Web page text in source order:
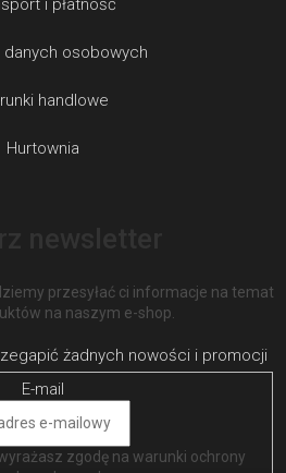
i płatność
danych osobowych
handlowe
Hurtownia
przesyłać ci informacje na temat
na naszym e-shop.
E-mail
zgodę na warunki ochrony